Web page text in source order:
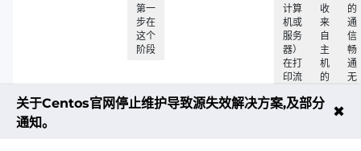
第一
步在
这个
阶段
计算
机或
服务
器）
在打
印流
扮演
收
来
自
主
机
的
印
的
通
信
畅
通
无
关于Centos官网停止维护导致源失效解决方案,及部分
通知。
✖